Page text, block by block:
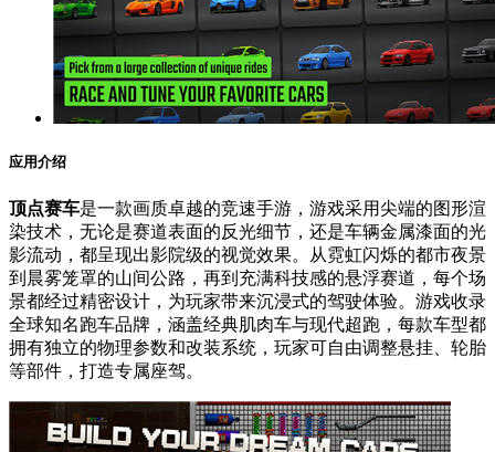
应用介绍
顶点赛车是一款画质卓越的竞速手游，游戏采用尖端的图形渲
染技术，无论是赛道表面的反光细节，还是车辆金属漆面的光
影流动，都呈现出影院级的视觉效果。从霓虹闪烁的都市夜景
到晨雾笼罩的山间公路，再到充满科技感的悬浮赛道，每个场
景都经过精密设计，为玩家带来沉浸式的驾驶体验。游戏收录
全球知名跑车品牌，涵盖经典肌肉车与现代超跑，每款车型都
拥有独立的物理参数和改装系统，玩家可自由调整悬挂、轮胎
等部件，打造专属座驾。